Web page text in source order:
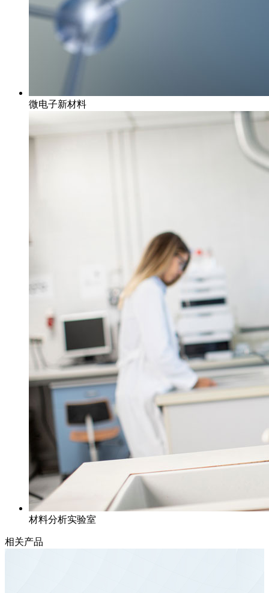
微电子新材料
材料分析实验室
相关产品